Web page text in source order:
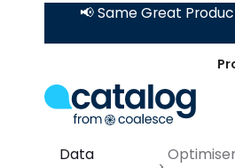
📢 Same Great
Data